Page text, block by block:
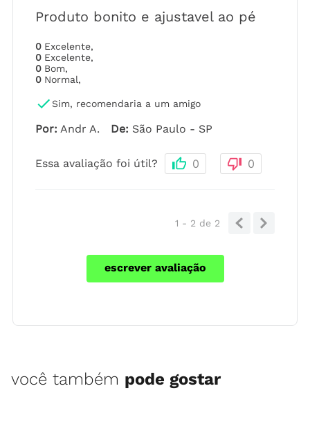
Produto bonito e ajustavel ao pé
0 Excelente,
0 Excelente,
0 Bom,
0 Normal,
Sim, recomendaria a um amigo
Por: Andr A. De: São Paulo - SP
Essa avaliação foi útil? 0 0
1 - 2 de 2
escrever avaliação
você também pode gostar